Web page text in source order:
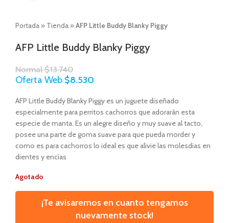
Portada » Tienda »AFP Little Buddy Blanky Piggy
AFP Little Buddy Blanky Piggy
Normal$13.740
Oferta Web $8.530
AFP Little Buddy Blanky Piggy es un juguete diseñado
especialmente para perritos cachorros que adorarán esta
especie de manta. Es un alegre diseño y muy suave al tacto,
posee una parte de goma suave para que pueda morder y
como es para cachorros lo ideal es que alivie las molesdias en
dientes y encías
Agotado
¡Te avisaremos en cuanto tengamos
nuevamente stock!